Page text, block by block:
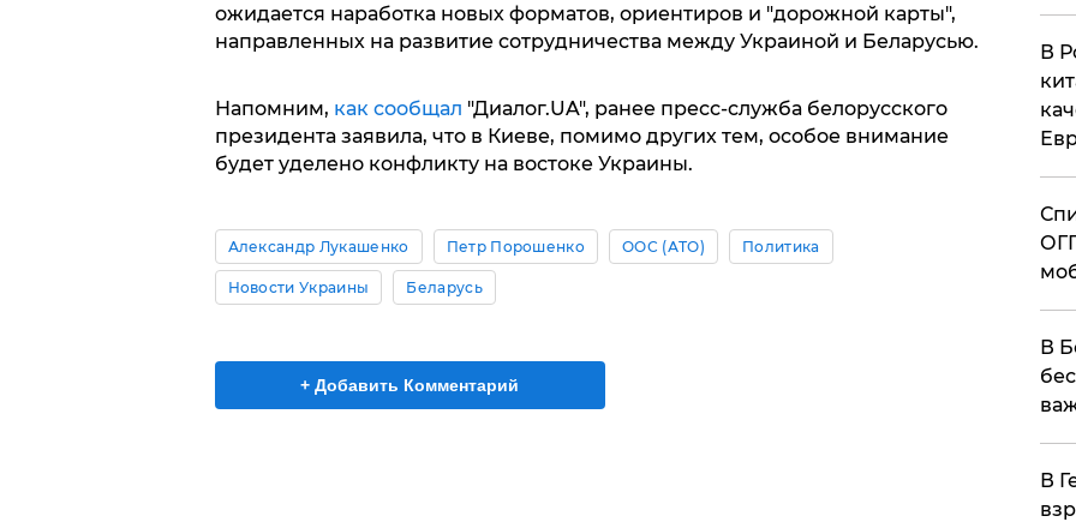
ожидается наработка новых форматов, ориентиров и "дорожной карты",
направленных на развитие сотрудничества между Украиной и Беларусью.
Напомним, как сообщал "Диалог.UA", ранее пресс-служба белорусского
президента заявила, что в Киеве, помимо других тем, особое внимание
будет уделено конфликту на востоке Украины.
Александр Лукашенко Петр Порошенко ООС (АТО) Политика
Новости Украины Беларусь
+ Добавить Комментарий
В
В
В